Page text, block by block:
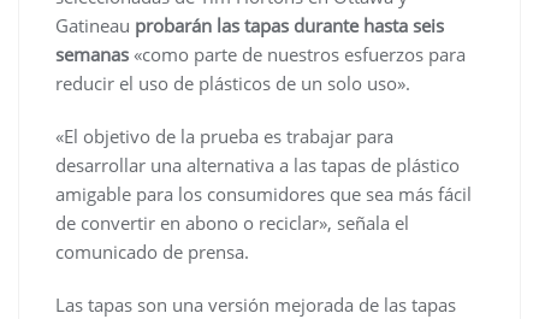
Gatineau probarán las tapas durante hasta seis
semanas «como parte de nuestros esfuerzos para
reducir el uso de plásticos de un solo uso».
«El objetivo de la prueba es trabajar para
desarrollar una alternativa a las tapas de plástico
amigable para los consumidores que sea más fácil
de convertir en abono o reciclar», señala el
comunicado de prensa.
Las tapas son una versión mejorada de las tapas